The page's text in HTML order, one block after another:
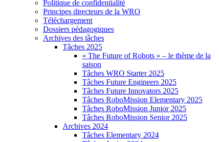
Politique de confidentialité
Principes directeurs de la WRO
Téléchargement
Dossiers pédagogiques
Archives des tâches
Tâches 2025
« The Future of Robots » – le thème de la
saison
Tâches WRO Starter 2025
Tâches Future Engineers 2025
Tâches Future Innovators 2025
Tâches RoboMission Elementary 2025
Tâches RoboMission Junior 2025
Tâches RoboMission Senior 2025
Archives 2024
Tâches Elementary 2024